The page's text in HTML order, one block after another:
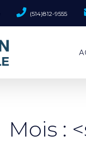
(514)812-9555
Mois :